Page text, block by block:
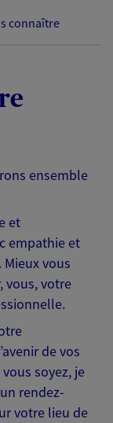
connaître
ensemble
et
empathie et
vous
vous, votre
de vos
soyez, je
rendez-
votre lieu de